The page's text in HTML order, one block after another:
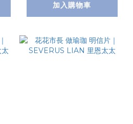
加入購物車